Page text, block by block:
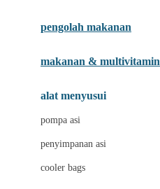
Joolz
pengolah makanan
makanan & multivitamin
alat menyusui
pompa asi
penyimpanan asi
cooler bags